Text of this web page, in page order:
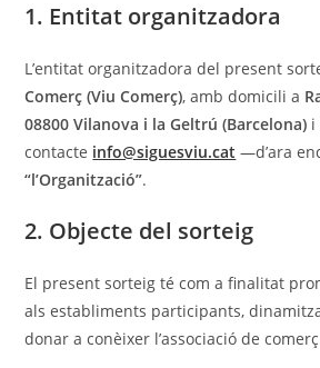
1. Entitat organitzadora
L’entitat organitzadora del present
Comerç (Viu Comerç), amb domicili a
08800 Vilanova i la Geltrú (Barcelona) i
contacte info@siguesviu.cat —d’ara
“l’Organització”.
2. Objecte del sorteig
El present sorteig té com a finalitat
als establiments participants,
donar a conèixer l’associació de